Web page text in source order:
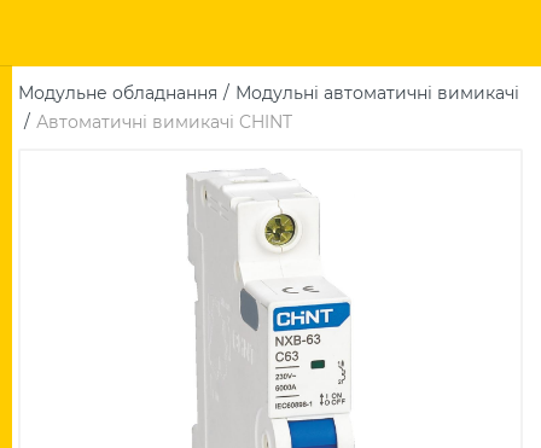
Модульне обладнання
Модульні автоматичні вимикачі
Автоматичні вимикачі CHINT